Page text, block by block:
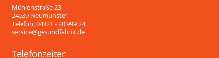
Mühlenstraße 23
24539 Neumünster
Telefon: 04321 - 20 999 24
service@gesundfabrik.de
Telefonzeiten